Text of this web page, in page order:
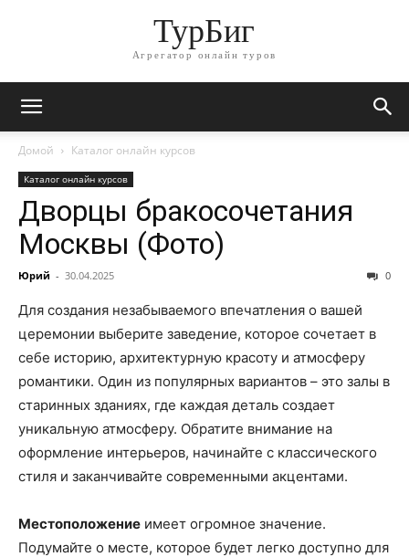
ТурБиг
Агрегатор онлайн туров
Домой Каталог онлайн курсов
Каталог онлайн курсов
Дворцы бракосочетания
Москвы (Фото)
Юрий - 30.04.2025 0
Для создания незабываемого впечатления о вашей
церемонии выберите заведение, которое сочетает в
себе историю, архитектурную красоту и атмосферу
романтики. Один из популярных вариантов – это залы в
старинных зданиях, где каждая деталь создает
уникальную атмосферу. Обратите внимание на
оформление интерьеров, начинайте с классического
стиля и заканчивайте современными акцентами.
Местоположение имеет огромное значение.
Подумайте о месте, которое будет легко доступно для